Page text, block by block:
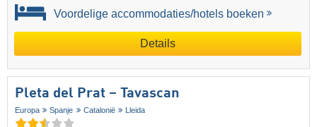
Voordelige accommodaties/hotels boeken
Details
Pleta del Prat – Tavascan
Europa Spanje Catalonië Lleida